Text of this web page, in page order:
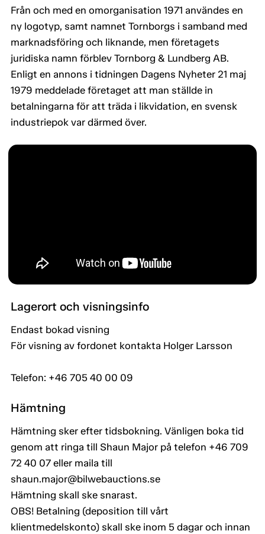
Från och med en omorganisation 1971 användes en
ny logotyp, samt namnet Tornborgs i samband med
marknadsföring och liknande, men företagets
juridiska namn förblev Tornborg & Lundberg AB.
Enligt en annons i tidningen Dagens Nyheter 21 maj
1979 meddelade företaget att man ställde in
betalningarna för att träda i likvidation, en svensk
industriepok var därmed över.
Lagerort och visningsinfo
Endast bokad visning
För visning av fordonet kontakta Holger Larsson
Telefon: +46 705 40 00 09
Hämtning
Hämtning sker efter tidsbokning. Vänligen boka tid
genom att ringa till Shaun Major på telefon +46 709
72 40 07 eller maila till
shaun.major@bilwebauctions.se
Hämtning skall ske snarast.
OBS! Betalning (deposition till vårt
klientmedelskonto) skall ske inom 5 dagar och innan